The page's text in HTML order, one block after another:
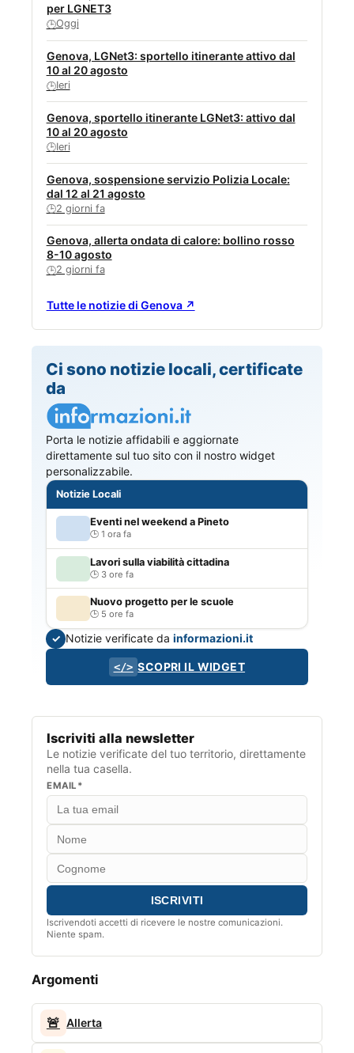
per LGNET3
🕒Oggi
Genova, LGNet3: sportello itinerante attivo dal
10 al 20 agosto
🕒Ieri
Genova, sportello itinerante LGNet3: attivo dal
10 al 20 agosto
🕒Ieri
Genova, sospensione servizio Polizia Locale:
dal 12 al 21 agosto
🕒2 giorni fa
Genova, allerta ondata di calore: bollino rosso
8-10 agosto
🕒2 giorni fa
Tutte le notizie di Genova ↗
Ci sono notizie locali, certificate
da
Porta le notizie affidabili e aggiornate
direttamente sul tuo sito con il nostro widget
personalizzabile.
Notizie Locali
Eventi nel weekend a Pineto
1 ora fa
Lavori sulla viabilità cittadina
3 ore fa
Nuovo progetto per le scuole
5 ore fa
✓ Notizie verificate dainformazioni.it
</> SCOPRI IL WIDGET
Iscriviti alla newsletter
Le notizie verificate del tuo territorio, direttamente
nella tua casella.
EMAIL*
Iscrivendoti accetti di ricevere le nostre comunicazioni.
Niente spam.
Argomenti
🚨 Allerta